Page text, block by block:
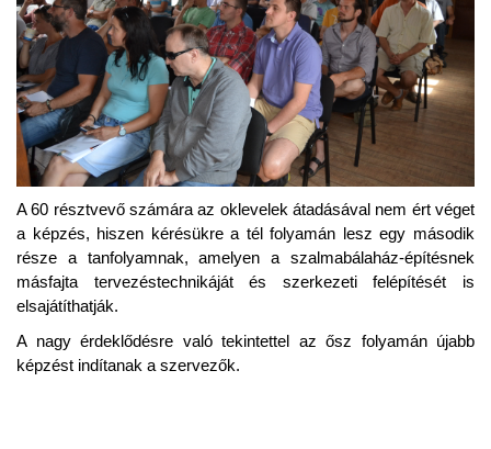
A 60 résztvevő számára az oklevelek átadásával nem ért véget
a képzés, hiszen kérésükre a tél folyamán lesz egy második
része a tanfolyamnak, amelyen a szalmabálaház-építésnek
másfajta tervezéstechnikáját és szerkezeti felépítését is
elsajátíthatják.
A nagy érdeklődésre való tekintettel az ősz folyamán újabb
képzést indítanak a szervezők.